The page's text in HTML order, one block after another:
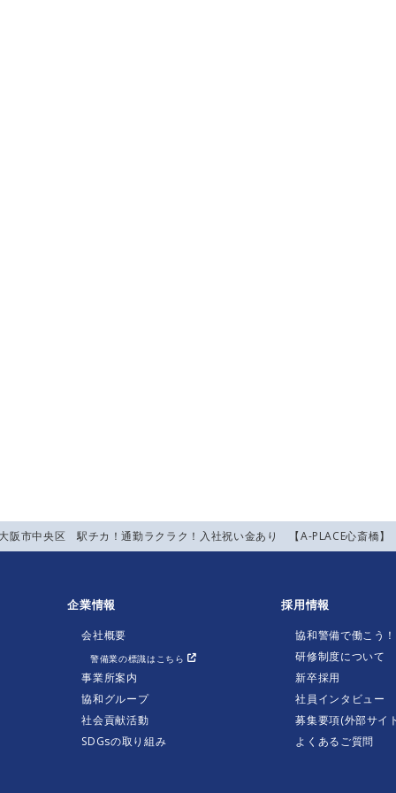
阪市中央区 駅チカ！通勤ラクラク！入社祝い金あり 【A-PLACE心斎橋
企業情報
会社概要
警備業の標識はこちら
事業所案内
協和グループ
社会貢献活動
SDGsの取り組み
採用情報
協和警備で働こう！
研修制度について
新卒採用
社員インタビュー
募集要項(外部サイ
よくあるご質問